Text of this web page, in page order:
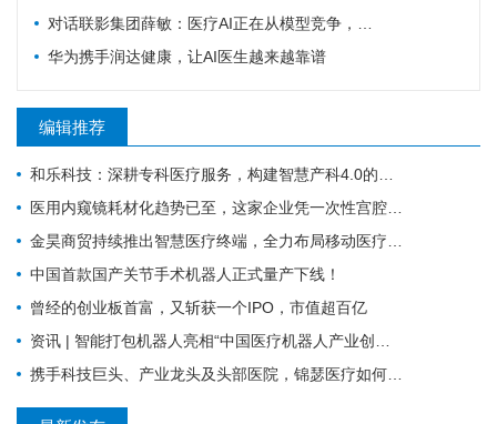
对话联影集团薛敏：医疗AI正在从模型竞争，走向医疗体系的重构
华为携手润达健康，让AI医生越来越靠谱
编辑推荐
和乐科技：深耕专科医疗服务，构建智慧产科4.0的全流程闭环管理
医用内窥镜耗材化趋势已至，这家企业凭一次性宫腔镜强势入局 | 复星·星未来创业营
金昊商贸持续推出智慧医疗终端，全力布局移动医疗市场
中国首款国产关节手术机器人正式量产下线！
曾经的创业板首富，又斩获一个IPO，市值超百亿
资讯 | 智能打包机器人亮相“中国医疗机器人产业创新大会”！
携手科技巨头、产业龙头及头部医院，锦瑟医疗如何发力混合现实手术导航？